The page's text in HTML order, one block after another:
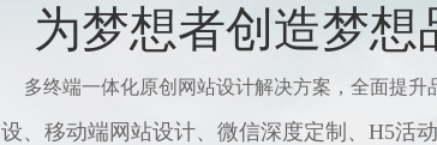
为梦想者创造梦想
多终端一体化原创网站设计解决方案，全面提升
、移动端网站设计、微信深度定制、H5活